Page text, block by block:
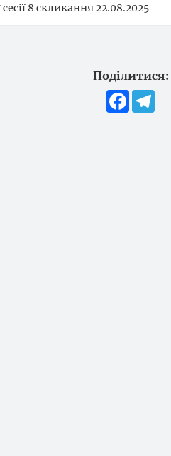
8 скликання 22.08.2025
Поділитися:
Facebook